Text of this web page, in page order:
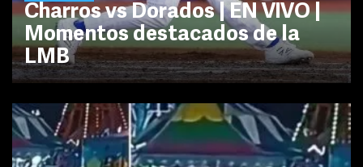
Charros vs Dorados | EN VIVO |
Momentos destacados de la
LMB